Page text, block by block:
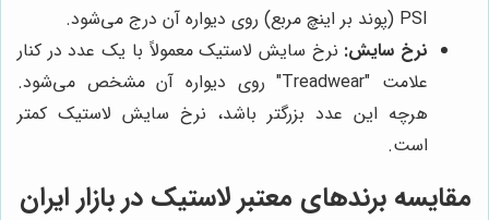
PSI (پوند بر اینچ مربع) روی دیواره آن درج می‌شود.
نرخ سایش: نرخ سایش لاستیک معمولاً با یک عدد در کنار
علامت "Treadwear" روی دیواره آن مشخص می‌شود.
هرچه این عدد بزرگتر باشد، نرخ سایش لاستیک کمتر
است.
مقایسه برندهای معتبر لاستیک در بازار ایران